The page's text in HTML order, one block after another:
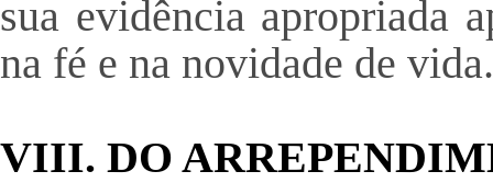
sua evidência apropriada
na fé e na novidade de vida.
VIII. DO